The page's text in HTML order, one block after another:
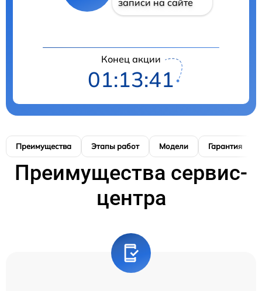
Конец акции
01:13:41
Преимущества Этапы работ Модели Гарантия
Преимущества сервис-
центра